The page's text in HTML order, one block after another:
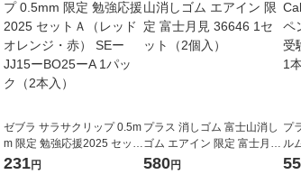
ゼブラ サラサクリップ 0.5m
m 限定 勉強応援2025 セット
Ａ（レッドオレンジ・赤） S
231円
プラス 消しゴム 富士山消し
ゴム エアイン 限定 富士月見
36646 1セット（2個入）
580円
プ
ル
ペ